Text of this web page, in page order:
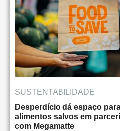
SUSTENTABILIDADE
Desperdício dá espaço
alimentos salvos em
com Megamatte